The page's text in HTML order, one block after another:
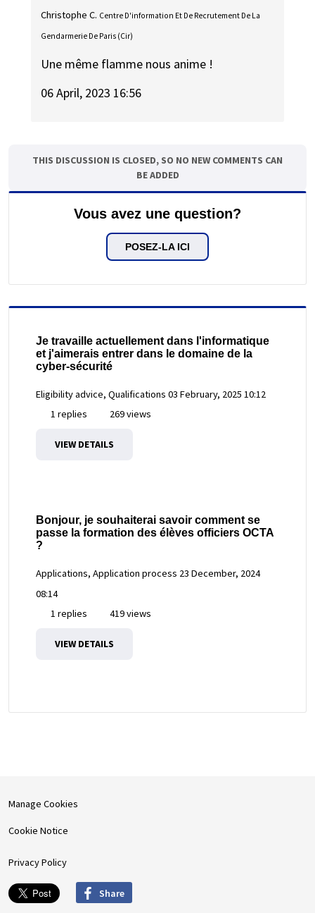
Christophe C. Centre D'information Et De Recrutement De La
Gendarmerie De Paris (Cir)
Une même flamme nous anime !
06 April, 2023 16:56
THIS DISCUSSION IS CLOSED, SO NO NEW COMMENTS CAN
BE ADDED
Vous avez une question?
POSEZ-LA ICI
Je travaille actuellement dans l'informatique
et j'aimerais entrer dans le domaine de la
cyber-sécurité
Eligibility advice, Qualifications 03 February, 2025 10:12
1 replies
269 views
VIEW DETAILS
Bonjour, je souhaiterai savoir comment se
passe la formation des élèves officiers OCTA
?
Applications, Application process 23 December, 2024
08:14
1 replies
419 views
VIEW DETAILS
Manage Cookies
Cookie Notice
Privacy Policy
Share